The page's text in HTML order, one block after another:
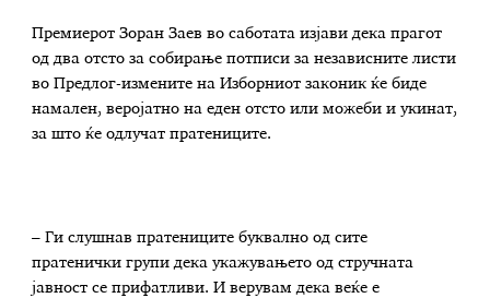
Премиерот Зоран Заев во саботата изјави дека прагот
од два отсто за собирање потписи за независните листи
во Предлог-измените на Изборниот законик ќе биде
намален, веројатно на еден отсто или можеби и укинат,
за што ќе одлучат пратениците.
– Ги слушнав пратениците буквално од сите
пратенички групи дека укажувањето од стручната
јавност се прифатливи. И верувам дека веќе е